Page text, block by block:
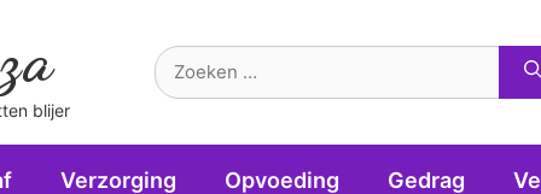
blijer
Verzorging Opvoeding Gedrag